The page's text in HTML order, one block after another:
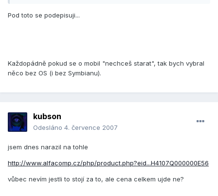
Pod toto se podepisuji...
Každopádně pokud se o mobil "nechceš starat", tak bych vybral
něco bez OS (i bez Symbianu).
kubson
Odesláno 4. července 2007
jsem dnes narazil na tohle
http://www.alfacomp.cz/php/product.php?eid...H4107Q000000E56
vůbec nevím jestli to stojí za to, ale cena celkem ujde ne?